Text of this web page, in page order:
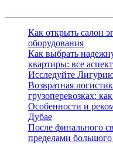
Как открыть салон
оборудования
Как выбрать
квартиры: все
Исследуйте
Возвратная
грузоперевозках:
Особенности и
Дубае
После финального
пределами большого